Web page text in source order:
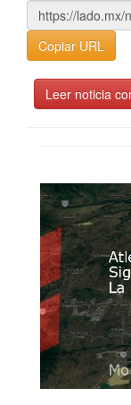
Copiar URL
Leer noticia